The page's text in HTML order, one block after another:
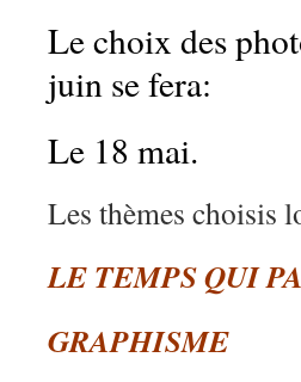
Le choix des
juin se fera:
Le 18 mai.
Les thèmes choisis
LE TEMPS QUI
GRAPHISME